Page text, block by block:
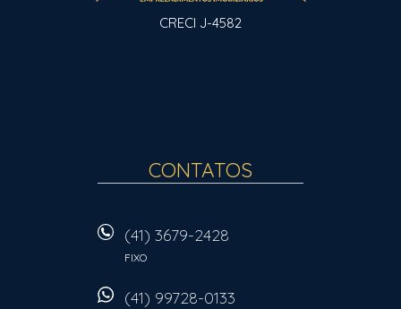
CRECI J-4582
CONTATOS
(41) 3679-2428
FIXO
(41) 99728-0133